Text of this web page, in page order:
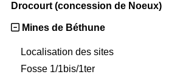
Drocourt (concession de Noeux)
Mines de Béthune
Localisation des sites
Fosse 1/1bis/1ter